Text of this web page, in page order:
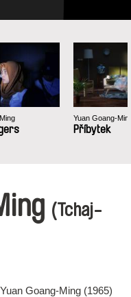
Yuan Goang-
Příbytek
(Tchaj-
Goang-Ming (1965)